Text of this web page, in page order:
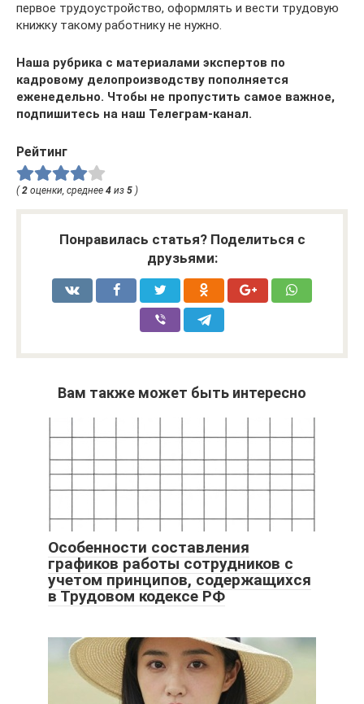
первое трудоустройство, оформлять и вести трудовую
книжку такому работнику не нужно.
Наша рубрика с материалами экспертов по
кадровому делопроизводству пополняется
еженедельно. Чтобы не пропустить самое важное,
подпишитесь на наш Телеграм-канал.
Рейтинг
(2 оценки, среднее 4 из 5 )
Понравилась статья? Поделиться с
друзьями:
Вам также может быть интересно
Особенности составления
графиков работы сотрудников с
учетом принципов, содержащихся
в Трудовом кодексе РФ